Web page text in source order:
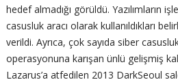
hedef almadığı görüldü. Yazılımların
casusluk aracı olarak kullanıldıkları
verildi. Ayrıca, çok sayıda siber
operasyonuna karışan ünlü gelişmiş
Lazarus’a atfedilen 2013 DarkSeoul